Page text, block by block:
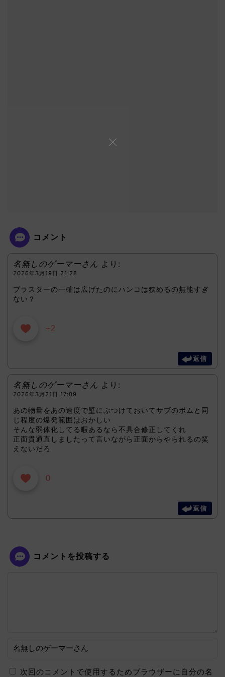
コメント
名無しのゲーマーさん より:
2026年3月19日 21:28
ブラスターの一確は広げたのにハンコは狭めるの無能すぎ
ない？
+2
返信
名無しのゲーマーさん より:
2026年3月21日 17:09
あの物量をあの速度で壁にぶつけておいてサブのボムと同
じ程度の爆発範囲はおかしい
そんな弱体化してる暇あるなら不具合修正してくれ
正面貫通直しましたって言いながら正面からやられるの笑
えないだろ
0
返信
コメントを投稿する
次回のコメントで使用するためブラウザーに自分の名